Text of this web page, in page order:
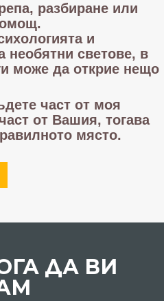
разбиране или
и
необятни светове, в
може да открие нещо
част от моя
от Вашия, тогава
място.
ДА ВИ